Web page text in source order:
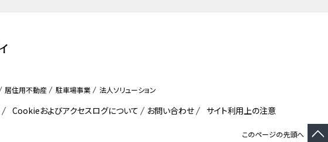
このページの先頭へ
居住用不動産 駐車場事業 法人ソリューション
Cookieおよびアクセスログについて お問い合わせ サイト利用上の注意